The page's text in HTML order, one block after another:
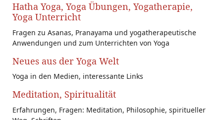
Hatha Yoga, Yoga Übungen, Yogatherapie,
Yoga Unterricht
Fragen zu Asanas, Pranayama und yogatherapeutische
Anwendungen und zum Unterrichten von Yoga
Neues aus der Yoga Welt
Yoga in den Medien, interessante Links
Meditation, Spiritualität
Erfahrungen, Fragen: Meditation, Philosophie, spiritueller